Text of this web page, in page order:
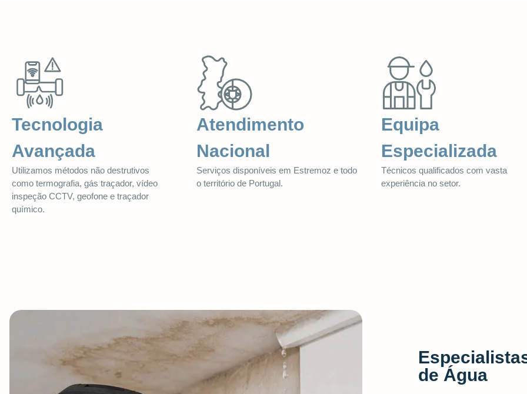
Tecnologia
Avançada
Utilizamos métodos não destrutivos
como termografia, gás traçador, vídeo
inspeção CCTV, geofone e traçador
químico.
Atendimento
Nacional
Serviços disponíveis em Estremoz e todo
o território de Portugal.
Equipa
Especializada
Técnicos qualificados com vasta
experiência no setor.
de Água